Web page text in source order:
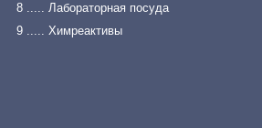
8 ..... Лабораторная посуда
9 ..... Химреактивы